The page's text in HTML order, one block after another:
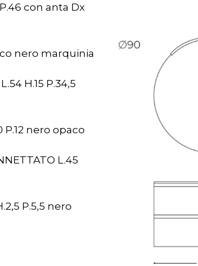
con anta Dx
nero marquinia
H.15 P.34,5
nero opaco
L.45
P.5,5 nero